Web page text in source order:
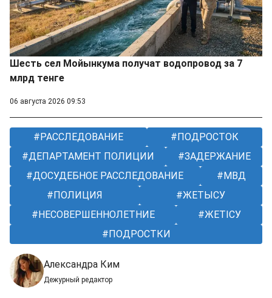
Шесть сел Мойынкума получат водопровод за 7
млрд тенге
06 августа 2026 09:53
РАССЛЕДОВАНИЕ
ПОДРОСТОК
ДЕПАРТАМЕНТ ПОЛИЦИИ
ЗАДЕРЖАНИЕ
ДОСУДЕБНОЕ РАССЛЕДОВАНИЕ
МВД
ПОЛИЦИЯ
ЖЕТЫСУ
НЕСОВЕРШЕННОЛЕТНИЕ
ЖЕТІСУ
ПОДРОСТКИ
Александра Ким
Дежурный редактор